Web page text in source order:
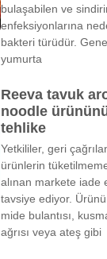
bulaşabilen ve
enfeksiyonlarına
bakteri türüdür.
yumurta
Reeva tavuk
noodle
tehlike
Yetkililer, geri
ürünlerin
alınan markete iade
tavsiye ediyor.
mide bulantısı,
ağrısı veya ateş gibi